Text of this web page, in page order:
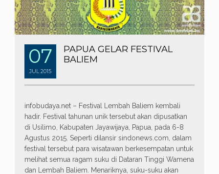
07
JUL 2015
PAPUA GELAR FESTIVAL
BALIEM
infobudaya.net – Festival Lembah Baliem kembali
hadir. Festival tahunan unik tersebut akan dipusatkan
di Usilimo, Kabupaten Jayawijaya, Papua, pada 6-8
Agustus 2015. Seperti dilansir sindonews.com, dalam
festival tersebut para wisatawan berkesempatan untuk
melihat semua ragam suku di Dataran Tinggi Wamena
dan Lembah Baliem. Menariknya, suku-suku akan